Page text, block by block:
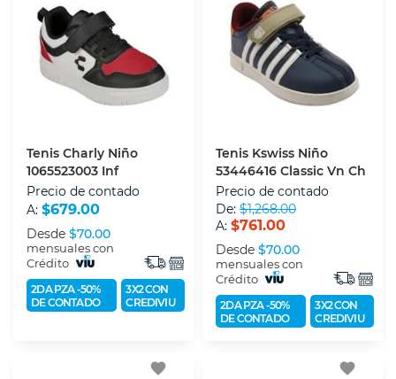
Tenis Charly Niño
1065523003 Inf
Precio de contado
A: $679.00
Desde $70.00
mensuales con
Crédito
2DA PZA -50%
DE CONTADO
3X2 CON
CREDIVIU
Tenis Kswiss Niño
53446416 Classic Vn Ch
Precio de contado
De: $1,268.00
A: $761.00
Desde $70.00
mensuales con
Crédito
2DA PZA -50%
DE CONTADO
3X2 CON
CREDIVIU
favorite favorite